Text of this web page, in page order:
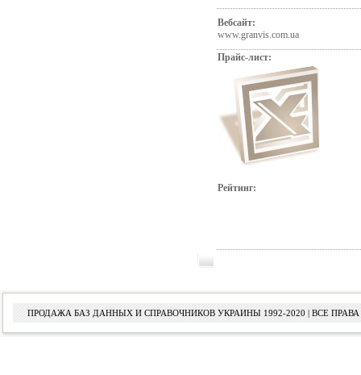
Вебсайт:
www.granvis.com.ua
Прайс-лист:
Рейтинг:
ПРОДАЖА БАЗ ДАННЫХ И СПРАВОЧНИКОВ УКРАИНЫ 1992-2020 | ВСЕ